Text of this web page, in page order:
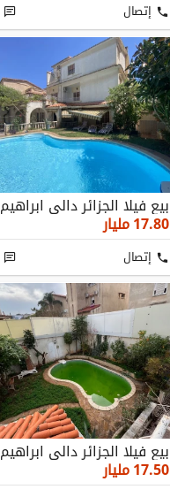
إتصال
بيع فيلا الجزائر دالي ابراهيم
17.80مليار
إتصال
بيع فيلا الجزائر دالي ابراهيم
17.50مليار